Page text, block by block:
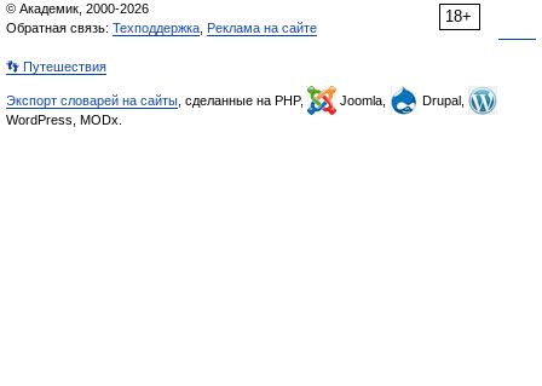
18+
© Академик, 2000-2026
Обратная связь: Техподдержка Реклама на сайте
👣 Путешествия
Экспорт словарей на сайты , сделанные на PHP, Joomla,
Drupal,
WordPress, MODx.